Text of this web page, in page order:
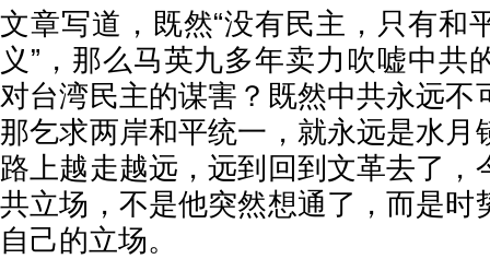
文章写道，既然“没有民主，只有和
义”，那么马英九多年卖力吹嘘中共
对台湾民主的谋害？既然中共永远不
那乞求两岸和平统一，就永远是水月
路上越走越远，远到回到文革去了，
共立场，不是他突然想通了，而是时
自己的立场。